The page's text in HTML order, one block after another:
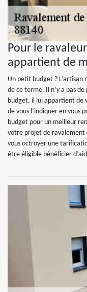
Pour le
appartient de
Un petit budget ? L’artisan
de ce terme. Il n’y a pas
budget, il lui appartient de
de vous l’indiquer en vous
budget pour un meilleur
votre projet de ravalement
vous octroyer une
être éligible bénéficier